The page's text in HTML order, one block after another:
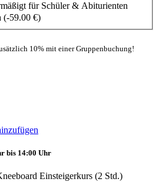
für Schüler & Abiturienten
(-59.00 €)
10% mit einer Gruppenbuchung!
bis 14:00 Uhr
Einsteigerkurs (2 Std.)